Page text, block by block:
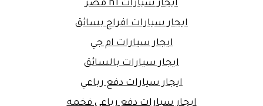
ايجار سيارات h1 مصر
ايجار سيارات افراح بسائق
ايجار سيارات ام جي
ايجار سيارات بالسائق
ايجار سيارات دفع رباعي
ايجار سيارات دفع رباعي فخمه